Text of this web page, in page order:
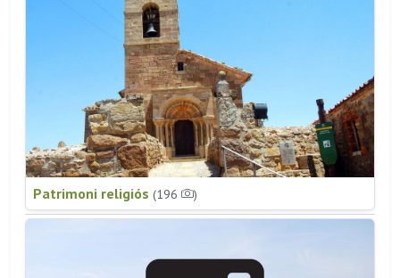
Patrimoni religiós (196 )